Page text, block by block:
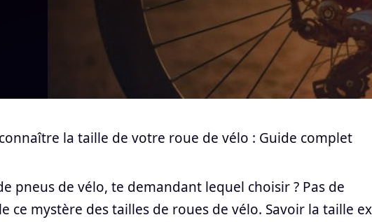
la taille de votre roue de vélo : Guide complet
pneus de vélo, te demandant lequel choisir ? Pas de
ce mystère des tailles de roues de vélo. Savoir la taille